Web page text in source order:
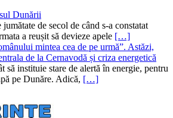
Dunării
de secol de când s-a constatat
a reușit să devieze apele […]
mintea cea de pe urmă”. Astăzi,
de la Cernavodă și criza energetică
să instituie stare de alertă în energie, pentru
pe Dunăre. Adică, […]